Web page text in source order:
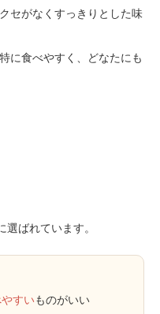
セがなくすっきりとした味
に食べやすく、どなたにも
選ばれています。
すいものがいい